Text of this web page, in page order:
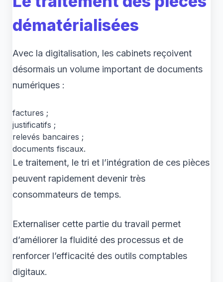
dématérialisées
Avec la digitalisation, les cabinets reçoivent
désormais un volume important de documents
numériques :
factures ;
justificatifs ;
relevés bancaires ;
documents fiscaux.
Le traitement, le tri et l’intégration de ces pièces
peuvent rapidement devenir très
consommateurs de temps.
Externaliser cette partie du travail permet
d’améliorer la fluidité des processus et de
renforcer l’efficacité des outils comptables
digitaux.